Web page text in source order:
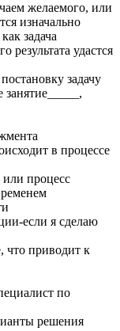
желаемого, или
изначально
задача
результата удастся
задачу
занятие_____,
в процессе
процесс
если я сделаю
что приводит к
по
решения